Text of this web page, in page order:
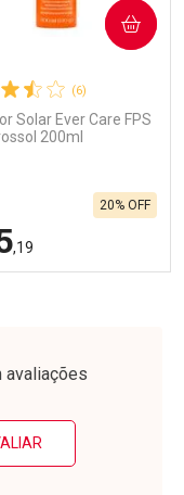
Desconto
(6)
Solar Ever Care FPS
200ml
,19
20% OFF
COMPRAR
avaliações